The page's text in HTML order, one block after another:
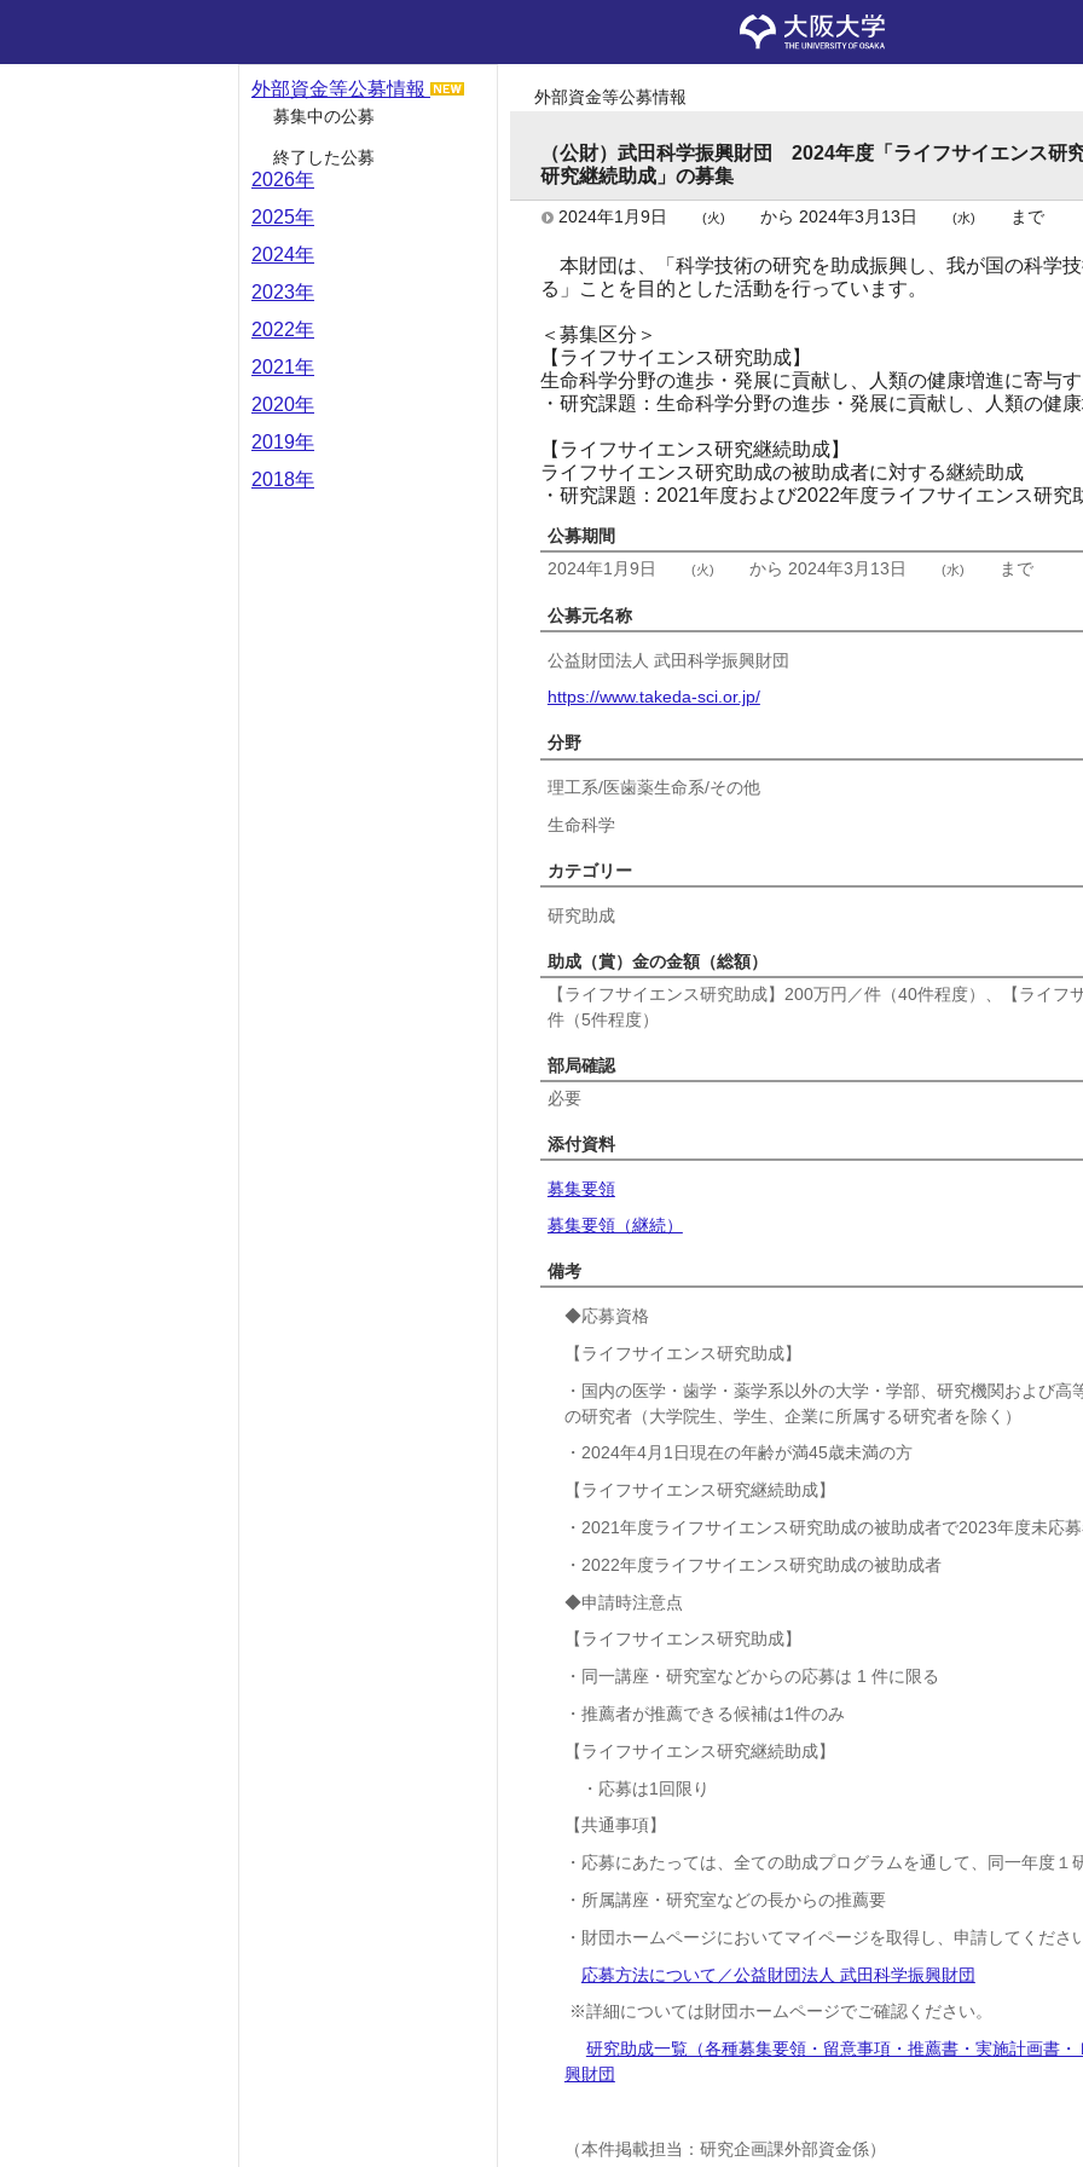
外部資金等公募情報
募集中の公募
終了した公募
2026年
2025年
2024年
2023年
2022年
2021年
2020年
2019年
2018年
外部資金等公募情報
（公財）武田科学振興財団 2024年度「ライフサイエンス研
研究継続助成」の募集
2024年1月9日 (火) から 2024年3月13日 (水) まで
本財団は、「科学技術の研究を助成振興し、我が国の科学
る」ことを目的とした活動を行っています。
＜募集区分＞
【ライフサイエンス研究助成】
生命科学分野の進歩・発展に貢献し、人類の健康増進に寄与
・研究課題：生命科学分野の進歩・発展に貢献し、人類の健
【ライフサイエンス研究継続助成】
ライフサイエンス研究助成の被助成者に対する継続助成
・研究課題：2021年度および2022年度ライフサイエンス研究
公募期間
2024年1月9日
(火) から 2024年3月13日 (水) まで
公募元名称
公益財団法人 武田科学振興財団
https://www.takeda-sci.or.jp/
分野
理工系/医歯薬生命系/その他
生命科学
カテゴリー
研究助成
助成（賞）金の金額（総額）
【ライフサイエンス研究助成】200万円／件（40件程度）、【ライフ
件（5件程度）
部局確認
必要
添付資料
募集要領
募集要領（継続）
備考
◆応募資格
【ライフサイエンス研究助成】
・国内の医学・歯学・薬学系以外の大学・学部、研究機関および
の研究者（大学院生、学生、企業に所属する研究者を除く）
・2024年4月1日現在の年齢が満45歳未満の方
【ライフサイエンス研究継続助成】
・2021年度ライフサイエンス研究助成の被助成者で2023年度未応
・2022年度ライフサイエンス研究助成の被助成者
◆申請時注意点
【ライフサイエンス研究助成】
・ 同一講座・研究室などからの応募は 1 件に限る
・推薦者が推薦できる候補は1件のみ
【ライフサイエンス研究継続助成】
・応募は1回限り
【共通事項】
・応募にあたっては、 全ての助成プログラムを通して、同一年度１
・所属講座・研究室などの長からの推薦要
・財団ホームページにおいてマイページを取得し、 申請してくださ
応募方法について／公益財団法人 武田科学振興財団
※詳細については財団ホームページでご確認ください。
研究助成一覧（各種募集要領・留意事項・推薦書・実施計画書
興財団
（本件掲載担当：研究企画課外部資金係）